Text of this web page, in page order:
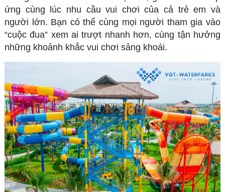
ứng cùng lúc nhu cầu vui chơi của cả trẻ em và
người lớn. Bạn có thể cùng mọi người tham gia vào
“cuộc đua” xem ai trượt nhanh hơn, cùng tận hưởng
những khoảnh khắc vui chơi sảng khoái.